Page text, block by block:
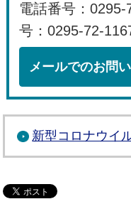
電話番号：
号：0295-72-
メールでのお問
新型コロナウイ